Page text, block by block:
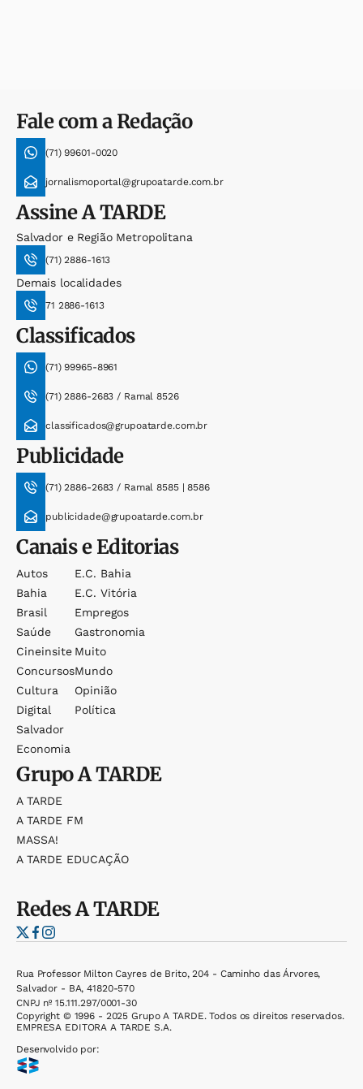
Fale com a Redação
(71) 99601-0020
jornalismoportal@grupoatarde.com.br
AssineA TARDE
Salvador e Região Metropolitana
(71) 2886-1613
Demais localidades
71 2886-1613
Classificados
(71) 99965-8961
(71) 2886-2683 / Ramal 8526
classificados@grupoatarde.com.br
Publicidade
(71) 2886-2683 / Ramal 8585 | 8586
publicidade@grupoatarde.com.br
Canais e Editorias
Autos
Bahia
Brasil
Saúde
Cineinsite
Concursos
Cultura
Digital
Salvador
Economia
E.c. Bahia
E.c. Vitória
Empregos
Gastronomia
Muito
Mundo
Opinião
Política
GrupoA TARDE
A TARDE
A TARDE FM
MASSA!
A TARDE EDUCAÇÃO
RedesA TARDE
Rua Professor Milton Cayres de Brito, 204 - Caminho das Árvores,
Salvador - BA, 41820-570
CNPJ nº 15.111.297/0001-30
Copyright © 1996 - 2025 Grupo A TARDE. Todos os direitos reservados.
EMPRESA EDITORA A TARDE S.A.
Desenvolvido por: